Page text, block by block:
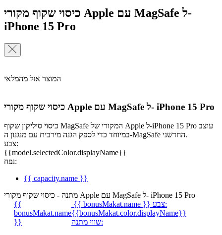
כיסוי שקוף מקורי Apple עם MagSafe ל-
iPhone 15 Pro
המוצר אזל מהמלאי
כיסוי שקוף מקורי Apple עם MagSafe ל- iPhone 15 Pro
כיסוי סיליקון שקוף MagSafe המקורי של Apple ל-iPhone 15 Pro עוצב
במיוחד כדי לספק הגנה מירבית עם מנגנון ה-MagSafe החדשני.
צבע:
{{model.selectedColor.displayName}}
נפח:
{{ capacity.name }}
מתנה - כיסוי שקוף מקורי Apple עם MagSafe ל- iPhone 15 Pro
{{
bonusMakat.name
}}
{{ bonusMakat.name }}
צבע:
{{bonusMakat.color.displayName}}
שווי מתנה: